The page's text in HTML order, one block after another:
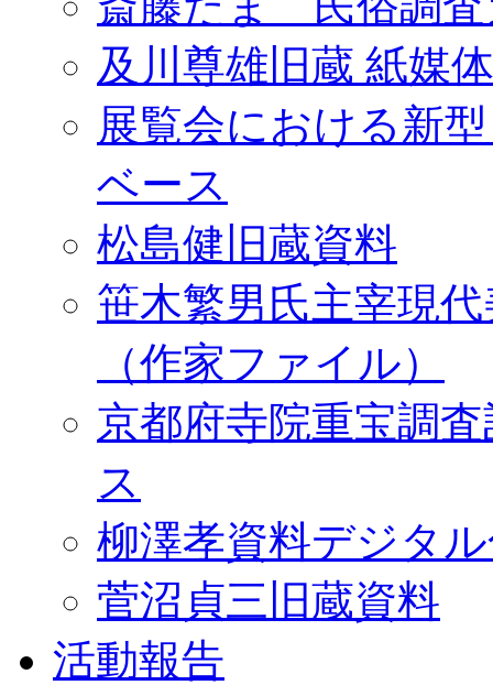
及川尊雄旧蔵 紙媒
展覧会における新
ベース
松島健旧蔵資料
笹木繁男氏主宰現
（作家ファイル）
京都府寺院重宝調
ス
柳澤孝資料デジタ
菅沼貞三旧蔵資料
活動報告